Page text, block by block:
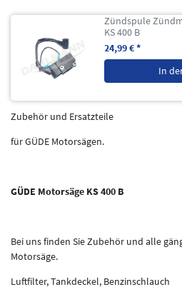
Zündspule
KS 400 B
24,99 € *
In
Zubehör und Ersatzteile
für GÜDE Motorsägen.
GÜDE Motorsäge KS 400 B
Bei uns finden Sie Zubehör und alle
Motorsäge.
Luftfilter, Tankdeckel, Benzinschlauch